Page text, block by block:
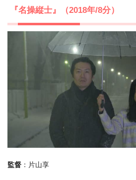
『名操縦士』（2018年/8分）
監督 ：片山享